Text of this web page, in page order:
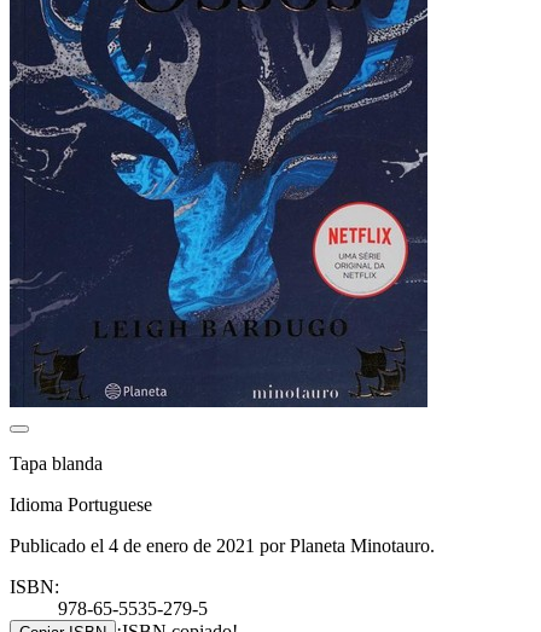
Tapa blanda
Idioma Portuguese
Publicado el 4 de enero de 2021 por Planeta Minotauro.
ISBN:
978-65-5535-279-5